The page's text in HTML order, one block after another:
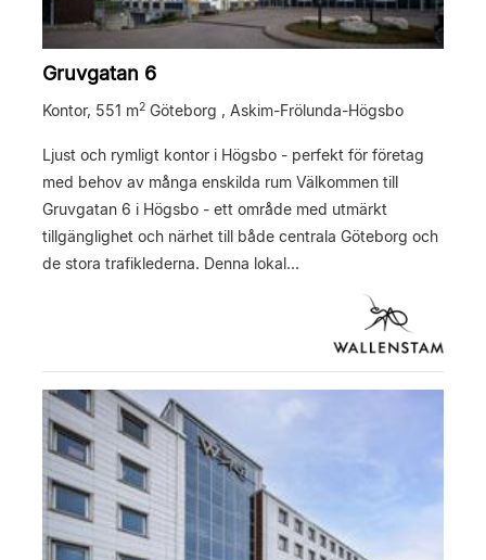
Gruvgatan 6
Kontor, 551 m2 Göteborg , Askim-Frölunda-Högsbo
Ljust och rymligt kontor i Högsbo - perfekt för företag
med behov av många enskilda rum Välkommen till
Gruvgatan 6 i Högsbo - ett område med utmärkt
tillgänglighet och närhet till både centrala Göteborg och
de stora trafiklederna. Denna lokal...